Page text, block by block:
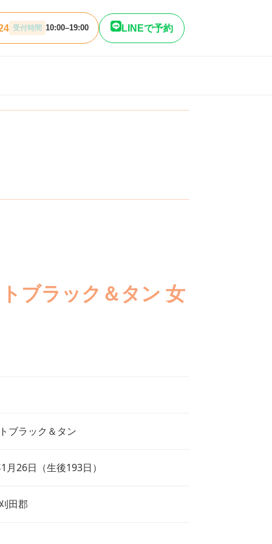
受付時間 10:00–19:00 LINEで予約
ブラック＆タン 女
ブラック＆タン
月26日（生後193日）
田郡